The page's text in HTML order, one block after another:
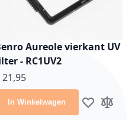
verlanglijst
om te vergelijken
Aureole vierkant UV
- RC1UV2
21,95
In Winkelwagen Voeg toe